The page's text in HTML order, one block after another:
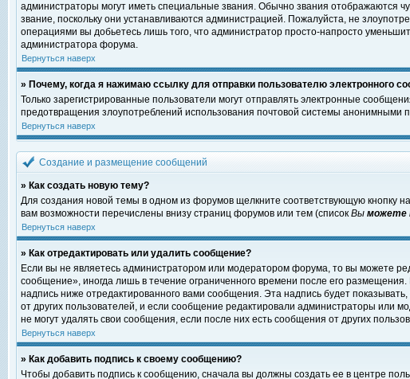
администраторы могут иметь специальные звания. Обычно звания отображаются
звание, поскольку они устанавливаются администрацией. Пожалуйста, не
операциями вы добьетесь лишь того, что администратор просто-напросто
администратора форума.
Вернуться наверх
» Почему, когда я нажимаю ссылку для отправки пользователю электронного
Только зарегистрированные пользователи могут отправлять электронные
предотвращения злоупотреблений использования почтовой системы анонимными
Вернуться наверх
Создание и размещение сообщений
» Как создать новую тему?
Для создания новой темы в одном из форумов щелкните соответствующую кнопку
вам возможности перечислены внизу страниц форумов или тем (список Вы можете
Вернуться наверх
» Как отредактировать или удалить сообщение?
Если вы не являетесь администратором или модератором форума, то вы можете
сообщение», иногда лишь в течение ограниченного времени после его
надпись ниже отредактированного вами сообщения. Эта надпись будет
от других пользователей, и если сообщение редактировали администраторы или
не могут удалять свои сообщения, если после них есть сообщения от других
Вернуться наверх
» Как добавить подпись к своему сообщению?
Чтобы добавить подпись к сообщению, сначала вы должны создать ее в центре